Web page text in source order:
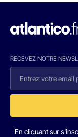
RECEVEZ NOTRE
En cliquant sur